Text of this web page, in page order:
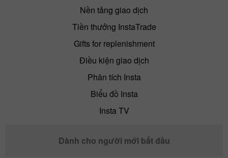
Kết quả cuộc thi Hoa
hậu Insta Châu Á
Kết quả cuộc thi Hoa
hậu Insta Châu Á
Nền tảng giao dịch
Tiền thưởng InstaTrade
Gifts for replenishment
Điều kiện giao dịch
Phân tích Insta
Biểu đồ Insta
Insta TV
Dành cho người mới bắt đầu